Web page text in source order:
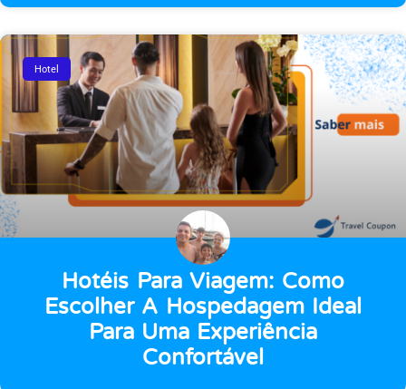
Hotel
Hotéis Para Viagem: Como
Escolher A Hospedagem Ideal
Para Uma Experiência
Confortável